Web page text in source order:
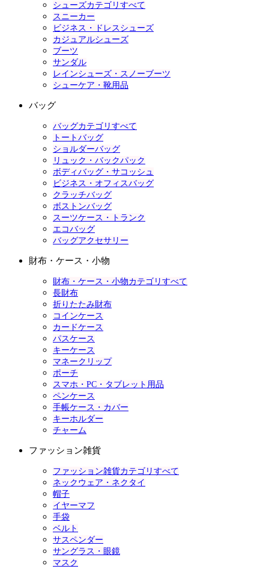
シューズカテゴリすべて
スニーカー
ビジネス・ドレスシューズ
カジュアルシューズ
ブーツ
サンダル
レインシューズ・スノーブーツ
シューケア・靴用品
バッグ
バッグカテゴリすべて
トートバッグ
ショルダーバッグ
リュック・バックパック
ボディバッグ・サコッシュ
ビジネス・オフィスバッグ
クラッチバッグ
ボストンバッグ
スーツケース・トランク
エコバッグ
バッグアクセサリー
財布・ケース・小物
財布・ケース・小物カテゴリすべて
長財布
折りたたみ財布
コインケース
カードケース
パスケース
キーケース
マネークリップ
ポーチ
スマホ・PC・タブレット用品
ペンケース
手帳ケース・カバー
キーホルダー
チャーム
ファッション雑貨
ファッション雑貨カテゴリすべて
ネックウェア・ネクタイ
帽子
イヤーマフ
手袋
ベルト
サスペンダー
サングラス・眼鏡
マスク